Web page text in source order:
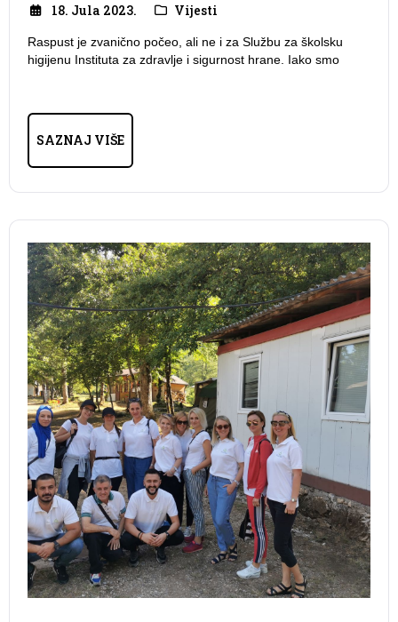
18. Jula 2023. Vijesti
Raspust je zvanično počeo, ali ne i za Službu za školsku
higijenu Instituta za zdravlje i sigurnost hrane. Iako smo
SAZNAJ VIŠE